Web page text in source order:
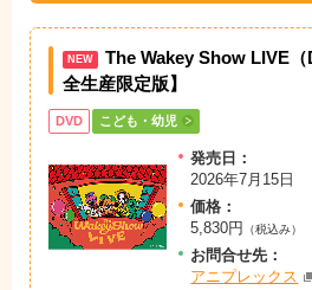
NEW
The Wakey Show LIVE
全生産限定版】
DVD こども・幼児
発売日：
2026年7月15日
価格：
5,830円
（税込み）
お問合せ先：
アニプレックス